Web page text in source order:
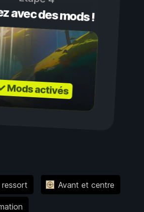
avec des mods !
Mods activés
Avant et centre